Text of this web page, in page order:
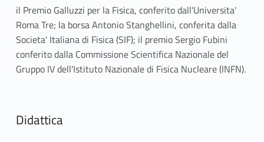
il Premio Galluzzi per la Fisica, conferito dall'Universita'
Roma Tre; la borsa Antonio Stanghellini, conferita dalla
Societa' Italiana di Fisica (SIF); il premio Sergio Fubini
conferito dalla Commissione Scientifica Nazionale del
Gruppo IV dell'Istituto Nazionale di Fisica Nucleare (INFN).
Didattica